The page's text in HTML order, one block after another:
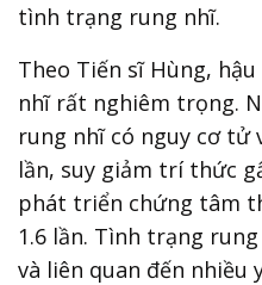
tình trạng rung nhĩ.
Theo Tiến sĩ Hùng,
nhĩ rất nghiêm trọng.
rung nhĩ có nguy cơ tử
lần, suy giảm trí thức
phát triển chứng tâm
1.6 lần. Tình trạng
và liên quan đến nhiều